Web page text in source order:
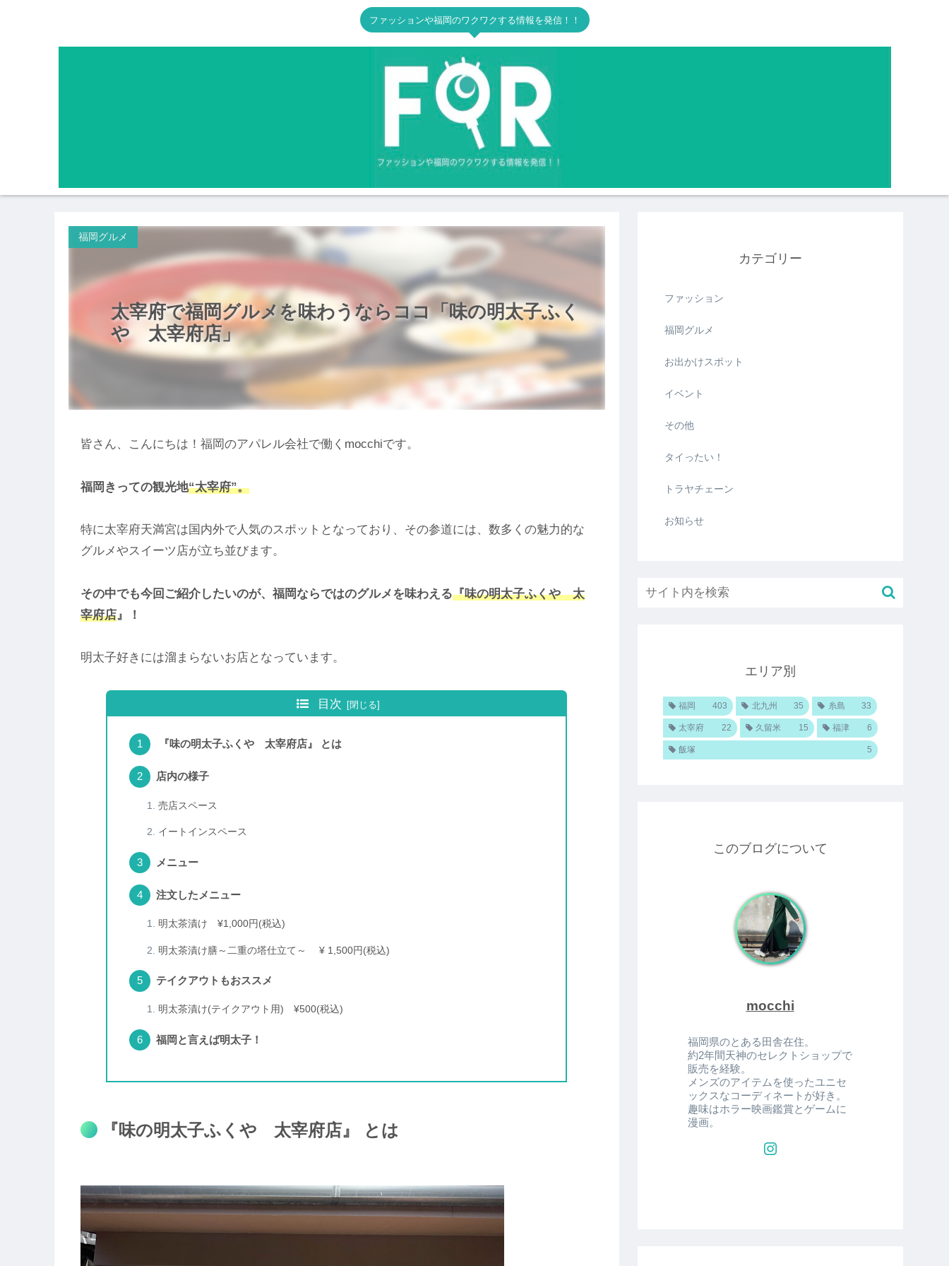
ファッションや福岡のワクワクする情報を発信！！
太宰府で福岡グルメを味わうならココ「味の明太子ふく
や 太宰府店」
福岡グルメ
皆さん、こんにちは！福岡のアパレル会社で働くmocchiです。
福岡きっての観光地“太宰府”。
特に太宰府天満宮は国内外で人気のスポットとなっており、その参道には、数多くの魅力的な
グルメやスイーツ店が立ち並びます。
その中でも今回ご紹介したいのが、福岡ならではのグルメを味わえる『味の明太子ふくや 太
宰府店』！
明太子好きには溜まらないお店となっています。
目次
『味の明太子ふくや 太宰府店』 とは
店内の様子
売店スペース
イートインスペース
メニュー
注文したメニュー
明太茶漬け ¥1,000円(税込)
明太茶漬け膳～二重の塔仕立て～ ¥ 1,500円(税込)
テイクアウトもおススメ
明太茶漬け(テイクアウト用) ¥500(税込)
福岡と言えば明太子！
『味の明太子ふくや 太宰府店』 とは
カテゴリー
ファッション
福岡グルメ
お出かけスポット
イベント
その他
タイったい！
トラヤチェーン
お知らせ
エリア別
福岡 403 北九州 35 糸島 33
太宰府 22 久留米 15 福津 6
飯塚 5
このブログについて
mocchi
福岡県のとある田舎在住。
約2年間天神のセレクトショップで
販売を経験。
メンズのアイテムを使ったユニセ
ックスなコーディネートが好き。
趣味はホラー映画鑑賞とゲームに
漫画。